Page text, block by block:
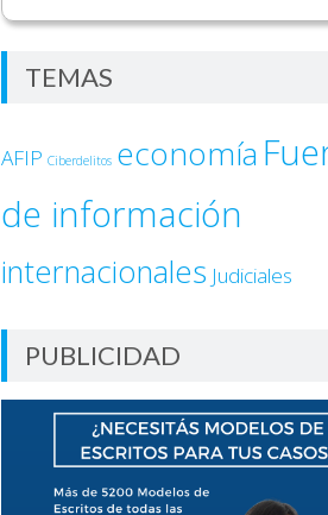
TEMAS
AFIP Ciberdelitos economía
de información
internacionales Judiciales
PUBLICIDAD